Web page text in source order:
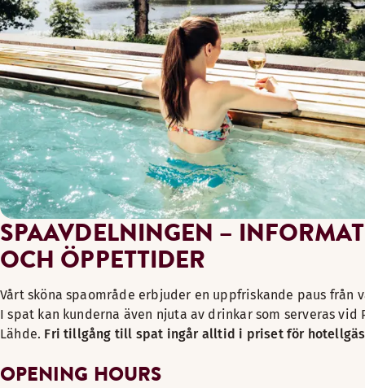
SPAAVDELNINGEN –
OCH ÖPPETTIDER
Vårt sköna spaområde erbjuder en uppfriskande paus från
I spat kan kunderna även njuta av drinkar som serveras vid
Lähde. Fri tillgång till spat ingår alltid i priset för
OPENING HOURS
Mån–fre till kl. 14.00
Mån–Tho efter kl. 14.00
Fre efter kl. 14.00, lör–sön, mitt i veckan semester och
* Högsäsong inkluderar vinterlov/sportlov (vecka 8–9), påsk
** Rabatterade grupper inkluderar 13–17-åringar,
ett beslut om utbetalning av arbetslöshetsersättning
ett arbetslöshetsintyg eller ett integrationsintyg som
arbetslöshetsintyg i elektronisk form
Ett kundkort från en arbetsförmedling eller ett
*** Familjebiljett: 2 vuxna och 2–3 barn